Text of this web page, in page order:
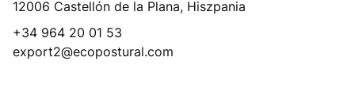
12006 Castellón de la Plana, Hiszpania
+34 964 20 01 53
export2@ecopostural.com